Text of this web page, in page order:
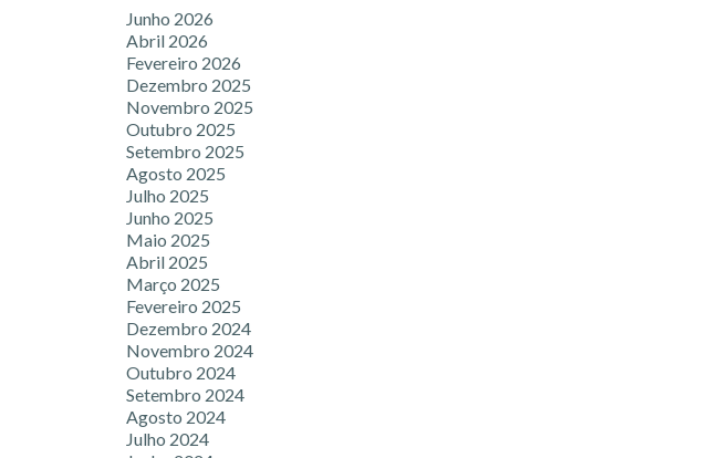
Junho 2026
Abril 2026
Fevereiro 2026
Dezembro 2025
Novembro 2025
Outubro 2025
Setembro 2025
Agosto 2025
Julho 2025
Junho 2025
Maio 2025
Abril 2025
Março 2025
Fevereiro 2025
Dezembro 2024
Novembro 2024
Outubro 2024
Setembro 2024
Agosto 2024
Julho 2024